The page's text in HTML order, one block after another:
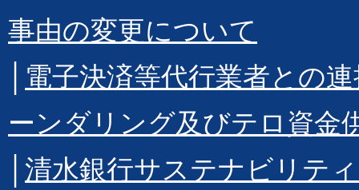
事由の変更について
電子決済等代行業者との
ーンダリング及びテロ資金
清水銀行サステナビリテ